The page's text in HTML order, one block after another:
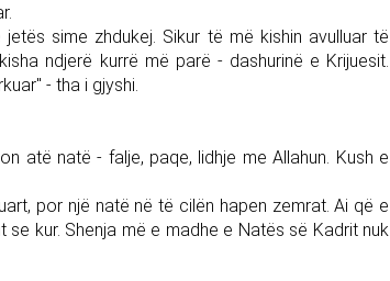
sime zhdukej. Sikur të më kishin avulluar të
ndjerë kurrë më parë - dashurinë e Krijuesit.
- tha i gjyshi.
atë natë - falje, paqe, lidhje me Allahun. Kush e
por një natë në të cilën hapen zemrat. Ai që e
kur. Shenja më e madhe e Natës së Kadrit nuk